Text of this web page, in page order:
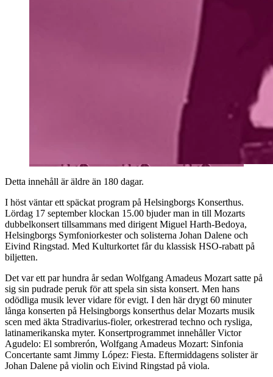
Detta innehåll är äldre än 180 dagar.
I höst väntar ett späckat program på Helsingborgs Konserthus.
Lördag 17 september klockan 15.00 bjuder man in till Mozarts
dubbelkonsert tillsammans med dirigent Miguel Harth-Bedoya,
Helsingborgs Symfoniorkester och solisterna Johan Dalene och
Eivind Ringstad. Med Kulturkortet får du klassisk HSO-rabatt på
biljetten.
Det var ett par hundra år sedan Wolfgang Amadeus Mozart satte på
sig sin pudrade peruk för att spela sin sista konsert. Men hans
odödliga musik lever vidare för evigt. I den här drygt 60 minuter
långa konserten på Helsingborgs konserthus delar Mozarts musik
scen med äkta Stradivarius-fioler, orkestrerad techno och rysliga,
latinamerikanska myter. Konsertprogrammet innehåller Victor
Agudelo: El sombrerón, Wolfgang Amadeus Mozart: Sinfonia
Concertante samt Jimmy López: Fiesta. Eftermiddagens solister är
Johan Dalene på violin och Eivind Ringstad på viola.